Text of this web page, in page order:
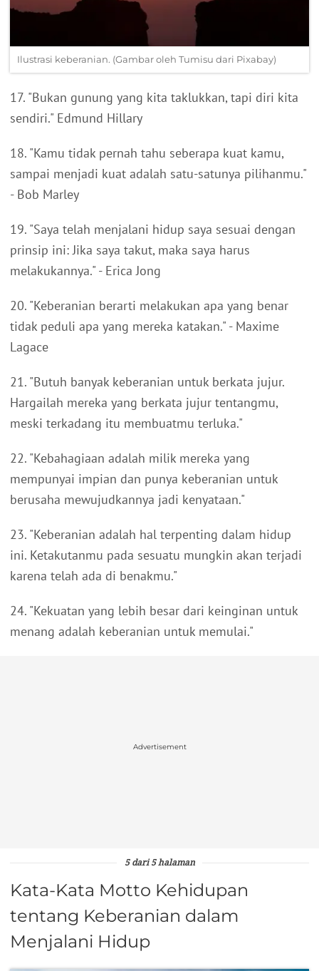
Ilustrasi keberanian. (Gambar oleh Tumisu dari Pixabay)
17. "Bukan gunung yang kita taklukkan, tapi diri kita
sendiri." Edmund Hillary
18. "Kamu tidak pernah tahu seberapa kuat kamu,
sampai menjadi kuat adalah satu-satunya pilihanmu."
- Bob Marley
19. "Saya telah menjalani hidup saya sesuai dengan
prinsip ini: Jika saya takut, maka saya harus
melakukannya." - Erica Jong
20. "Keberanian berarti melakukan apa yang benar
tidak peduli apa yang mereka katakan." - Maxime
Lagace
21. "Butuh banyak keberanian untuk berkata jujur.
Hargailah mereka yang berkata jujur tentangmu,
meski terkadang itu membuatmu terluka."
22. "Kebahagiaan adalah milik mereka yang
mempunyai impian dan punya keberanian untuk
berusaha mewujudkannya jadi kenyataan."
23. "Keberanian adalah hal terpenting dalam hidup
ini. Ketakutanmu pada sesuatu mungkin akan terjadi
karena telah ada di benakmu."
24. "Kekuatan yang lebih besar dari keinginan untuk
menang adalah keberanian untuk memulai."
Advertisement
5 dari 5 halaman
Kata-Kata Motto Kehidupan
tentang Keberanian dalam
Menjalani Hidup